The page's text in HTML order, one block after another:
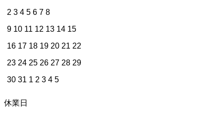
2 3 4 5 6 7 8
9 10 11 12 13 14 15
16 17 18 19 20 21 22
23 24 25 26 27 28 29
30 31 1 2 3 4 5
休業日